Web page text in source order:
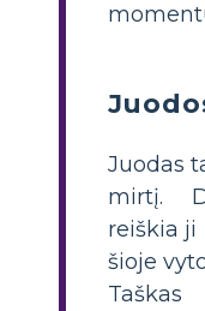
Juodas
mirtį.
reiškia
šioje